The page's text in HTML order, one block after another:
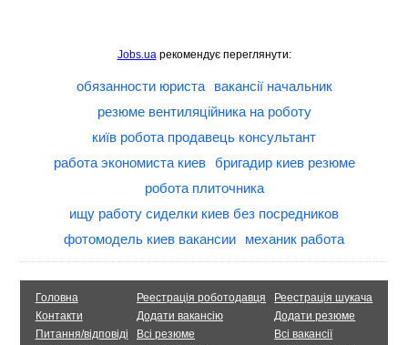
Jobs.uaрекомендує переглянути:
обязанности юриста
вакансії начальник
резюме вентиляційника на роботу
київ робота продавець консультант
работа экономиста киев
бригадир киев резюме
робота плиточника
ищу работу сиделки киев без посредников
фотомодель киев вакансии
механик работа
Головна
Контакти
Питання/відповіді
Реестрація роботодавця
Додати вакансію
Всі резюме
Реестрація шукача
Додати резюме
Всі вакансії